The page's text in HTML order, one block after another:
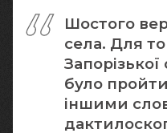
Шостого
села. Для
було
іншими